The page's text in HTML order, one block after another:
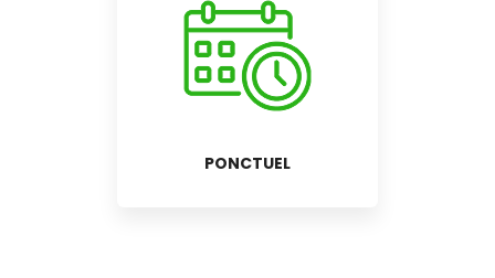
PONCTUEL